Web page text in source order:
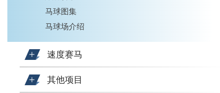
马球图集
马球场介绍
速度赛马
其他项目